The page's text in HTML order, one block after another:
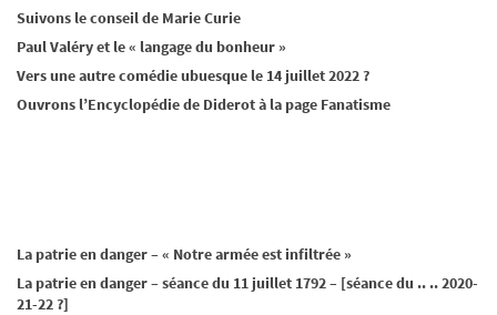
Suivons le conseil de Marie Curie
Paul Valéry et le « langage du bonheur »
Vers une autre comédie ubuesque le 14 juillet 2022 ?
Ouvrons l’Encyclopédie de Diderot à la page Fanatisme
La patrie en danger – « Notre armée est infiltrée »
La patrie en danger – séance du 11 juillet 1792 – [séance du .. .. 2020-
21-22 ?]